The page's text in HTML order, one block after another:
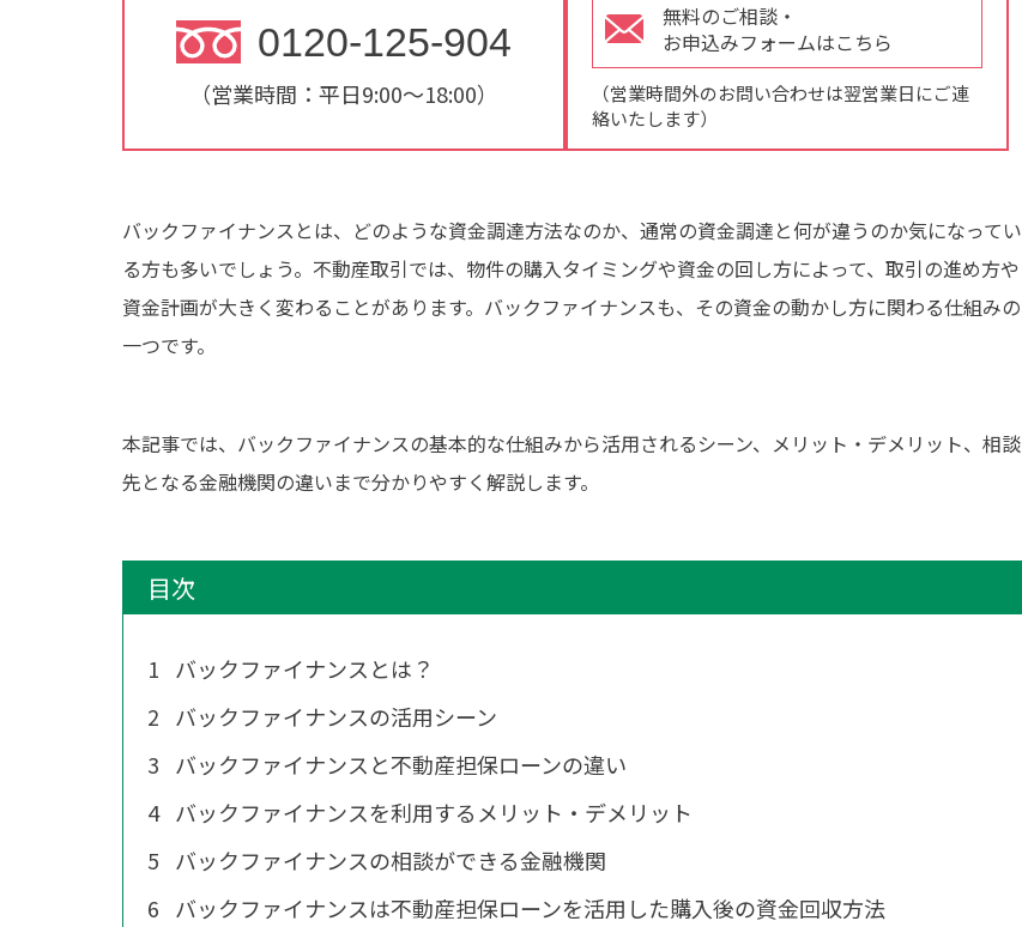
0120-125-904
（営業時間：平日9:00～18:00）
無料のご相談・
お申込みフォームはこちら
（営業時間外のお問い合わせは翌営業日にご連
絡いたします）
バックファイナンスとは、どのような資金調達方法なのか、通常の資金調達と何が違うのか気になってい
る方も多いでしょう。不動産取引では、物件の購入タイミングや資金の回し方によって、取引の進め方や
資金計画が大きく変わることがあります。バックファイナンスも、その資金の動かし方に関わる仕組みの
一つです。
本記事では、バックファイナンスの基本的な仕組みから活用されるシーン、メリット・デメリット、相談
先となる金融機関の違いまで分かりやすく解説します。
目次
1 バックファイナンスとは？
2 バックファイナンスの活用シーン
3 バックファイナンスと不動産担保ローンの違い
4 バックファイナンスを利用するメリット・デメリット
5 バックファイナンスの相談ができる金融機関
6 バックファイナンスは不動産担保ローンを活用した購入後の資金回収方法